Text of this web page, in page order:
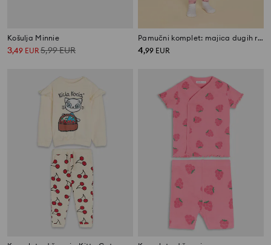
Košulja Minnie
3,49 EUR 5,99EUR
Pamučni komplet: majica dugih rukava i tajice Mini Smiley®
4,99 EUR